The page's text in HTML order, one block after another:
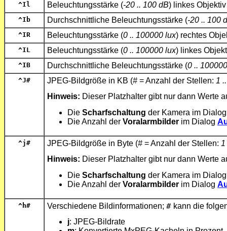
^Il Beleuchtungsstärke (-20 .. 100 dB) linkes
^Ib Durchschnittliche Beleuchtungsstärke (-20 .. 100
^IR Beleuchtungsstärke (0 .. 100000 lux) rechtes
^IL Beleuchtungsstärke (0 .. 100000 lux) linkes
^IB Durchschnittliche Beleuchtungsstärke (0 ..
^J# JPEG-Bildgröße in KB (# = Anzahl der Stellen: 1
Hinweis: Dieser Platzhalter gibt nur dann Werte
Die Scharfschaltung der Kamera im
Die Anzahl der Voralarmbilder im Dialog
^j# JPEG-Bildgröße in Byte (# = Anzahl der Stellen: 1
Hinweis: Dieser Platzhalter gibt nur dann Werte
Die Scharfschaltung der Kamera im
Die Anzahl der Voralarmbilder im Dialog
^h# Verschiedene Bildinformationen; # kann die
j: JPEG-Bildrate